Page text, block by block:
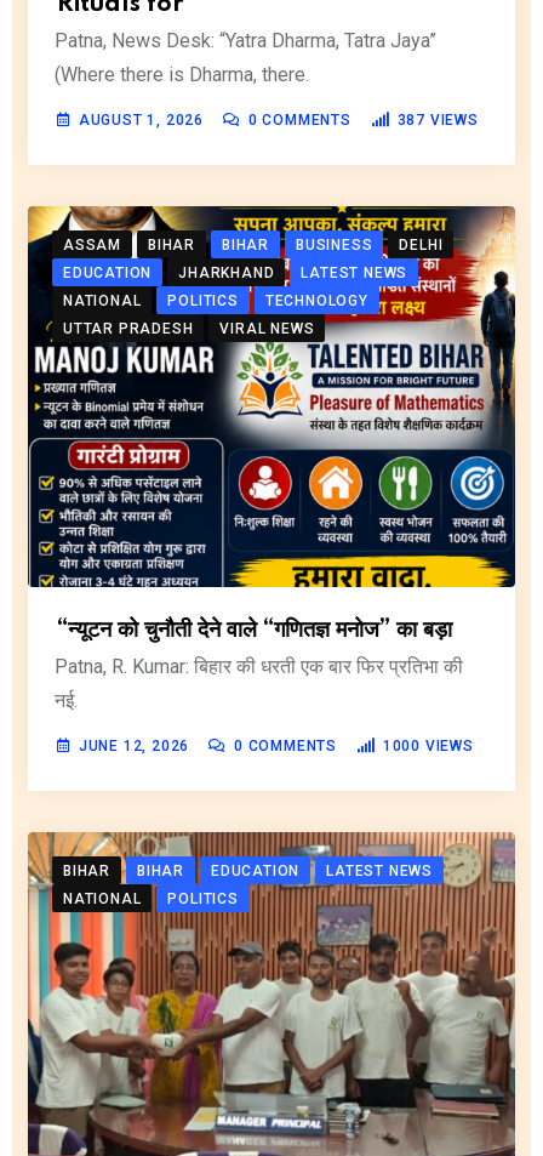
Patna, News Desk: “Yatra Dharma, Tatra Jaya”
(Where there is Dharma, there.
AUGUST 1, 2026 0 COMMENTS 387 VIEWS
ASSAM BIHAR BIHAR BUSINESS
DELHI
EDUCATION
JHARKHAND
LATEST NEWS
NATIONAL
POLITICS
TECHNOLOGY
UTTAR PRADESH
VIRAL NEWS
“न्यूटन को चुनौती देने वाले “गणितज्ञ मनोज” का बड़ा
Patna, R. Kumar: बिहार की धरती एक बार फिर प्रतिभा की
नई.
JUNE 12, 2026 0 COMMENTS 1000 VIEWS
BIHAR BIHAR EDUCATION
LATEST NEWS
NATIONAL
POLITICS